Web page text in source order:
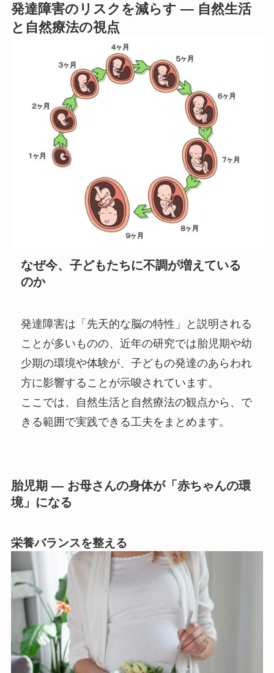
発達障害のリスクを減らす ― 自然生活
と自然療法の視点
なぜ今、子どもたちに不調が増えている
のか
発達障害は「先天的な脳の特性」と説明される
ことが多いものの、近年の研究では胎児期や幼
少期の環境や体験が、子どもの発達のあらわれ
方に影響することが示唆されています。
ここでは、自然生活と自然療法の観点から、で
きる範囲で実践できる工夫をまとめます。
胎児期 ― お母さんの身体が「赤ちゃんの環
境」になる
栄養バランスを整える